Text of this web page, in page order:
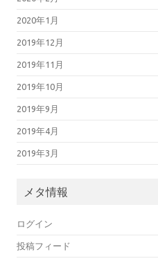
2020年1月
2019年12月
2019年11月
2019年10月
2019年9月
2019年4月
2019年3月
メタ情報
ログイン
投稿フィード